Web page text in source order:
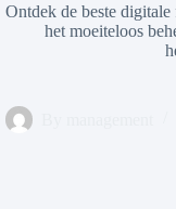
Ontdek de beste
het moeiteloos